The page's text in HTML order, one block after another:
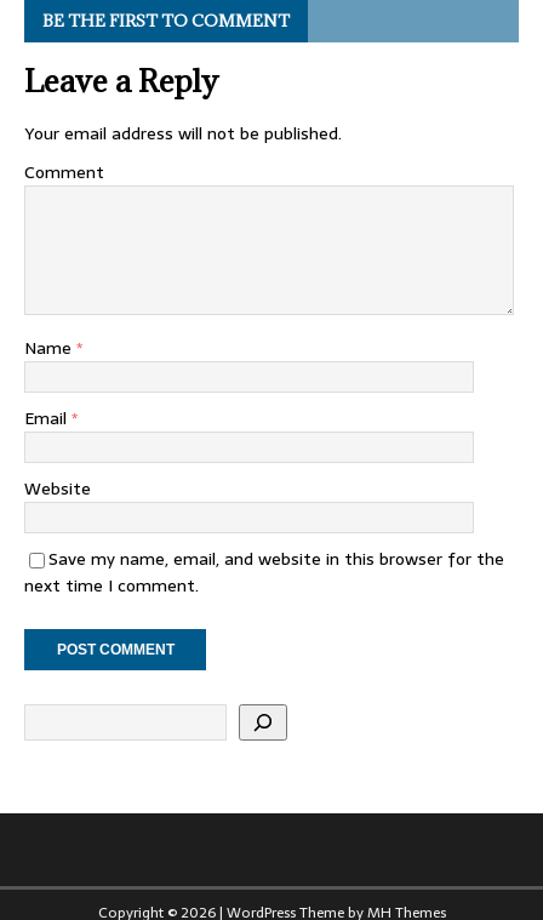
BE THE FIRST TO COMMENT
Leave a Reply
Your email address will not be published.
Comment
Name *
Email *
Website
Save my name, email, and website in this browser for the
next time I comment.
Copyright © 2026 | WordPress Theme byMH Themes